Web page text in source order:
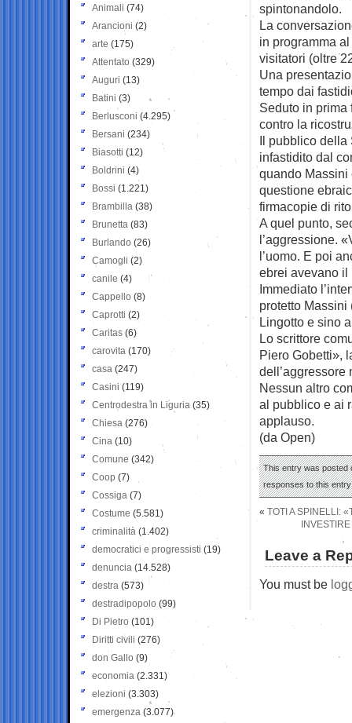
spintonandolo.
La
in programma
visitatori (oltre
Una
tempo dai
Seduto in prima
contro la
Il pubblico della
infastidito dal
quando Massini
questione
firmacopie di
A quel punto,
l’aggressione.
l’uomo. E poi
ebrei avevano il
Immediato
protetto Massini
Lingotto e sino
Lo scrittore
Piero Gobetti»,
dell’aggressore
Nessun altro
al pubblico e ai
applauso.
(da Open)
This entry was posted
responses to this
« TOTI A SPINELLI:
Leave a
You must be
Animali (74)
Arancioni (2)
arte (175)
Attentato (329)
Auguri (13)
Batini (3)
Berlusconi (4.295)
Bersani (234)
Biasotti (12)
Boldrini (4)
Bossi (1.221)
Brambilla (38)
Brunetta (83)
Burlando (26)
Camogli (2)
canile (4)
Cappello (8)
Caprotti (2)
Caritas (6)
carovita (170)
casa (247)
Casini (119)
Centrodestra in Liguria (35)
Chiesa (276)
Cina (10)
Comune (342)
Coop (7)
Cossiga (7)
Costume (5.581)
criminalità (1.402)
democratici e progressisti (19)
denuncia (14.528)
destra (573)
destradipopolo (99)
Di Pietro (101)
Diritti civili (276)
don Gallo (9)
economia (2.331)
elezioni (3.303)
emergenza (3.077)